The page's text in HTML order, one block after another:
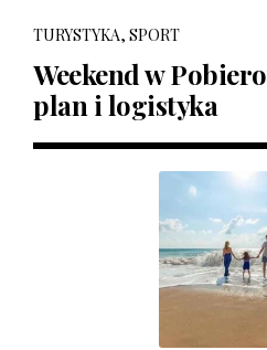
TURYSTYKA, SPORT
Weekend w
plan i logistyka